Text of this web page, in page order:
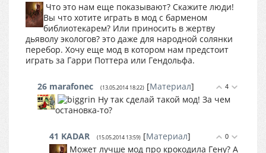
Что это нам еще показывают? Скажите люди!
Вы что хотите играть в мод с барменом
библиотекарем? Или приносить в жертву
дьяволу экологов? это даже для народной солянки
перебор. Хочу еще мод в котором нам предстоит
играть за Гарри Поттера или Гендольфа.
4
26 marafonec (13.05.2014 18:22) [Материал]
Ну так сделай такой мод! За чем
остановка-то?
0
41 KADAR (15.05.2014 13:59) [Материал]
Может лучше мод про крокодила Гену? А